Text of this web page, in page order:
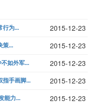
行为... 2015-12-23
策... 2015-12-23
如外军... 2015-12-23
指手画脚... 2015-12-23
能力... 2015-12-23